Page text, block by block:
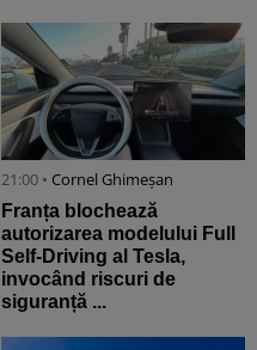
21:00 • Cornel Ghimeșan
Franța blochează
autorizarea modelului Full
Self-Driving al Tesla,
invocând riscuri de
siguranță ...